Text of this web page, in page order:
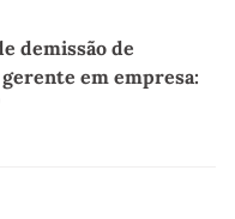
demissão de
em empresa: